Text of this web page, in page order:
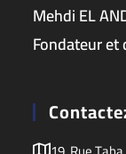
Mehdi EL
Fondateur